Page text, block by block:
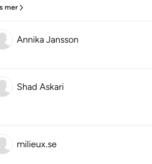
mer
Annika Jansson
Shad Askari
milieux.se